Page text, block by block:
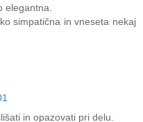
elegantna.
simpatična in vneseta nekaj
in opazovati pri delu.